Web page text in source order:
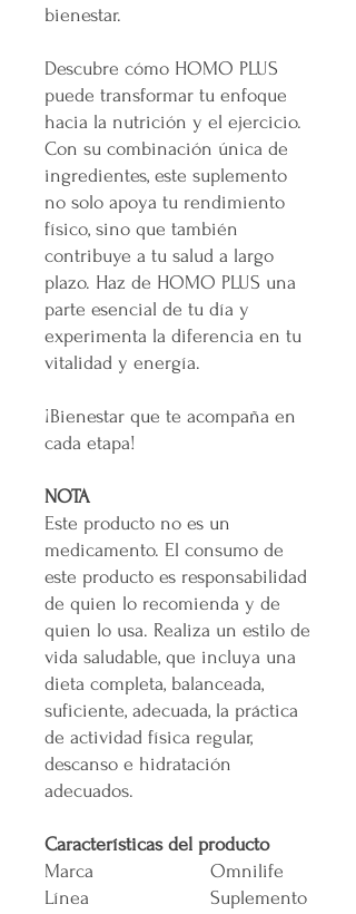
bienestar.
Descubre cómo HOMO PLUS
puede transformar tu enfoque
hacia la nutrición y el ejercicio.
Con su combinación única de
ingredientes, este suplemento
no solo apoya tu rendimiento
físico, sino que también
contribuye a tu salud a largo
plazo. Haz de HOMO PLUS una
parte esencial de tu día y
experimenta la diferencia en tu
vitalidad y energía.
¡Bienestar que te acompaña en
cada etapa!
NOTA
Este producto no es un
medicamento. El consumo de
este producto es responsabilidad
de quien lo recomienda y de
quien lo usa. Realiza un estilo de
vida saludable, que incluya una
dieta completa, balanceada,
suficiente, adecuada, la práctica
de actividad física regular,
descanso e hidratación
adecuados.
Características del producto
Marca
Omnilife
Línea
Suplemento